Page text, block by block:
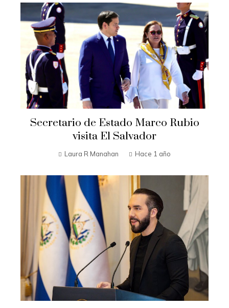
Secretario de Estado Marco Rubio
visita El Salvador
Laura R Manahan Hace 1 año